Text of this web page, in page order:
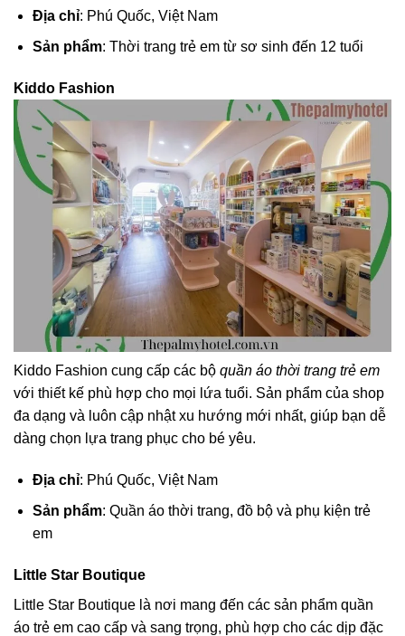
Địa chỉ: Phú Quốc, Việt Nam
Sản phẩm: Thời trang trẻ em từ sơ sinh đến 12 tuổi
Kiddo Fashion
Kiddo Fashion cung cấp các bộ quần áo thời trang trẻ em
với thiết kế phù hợp cho mọi lứa tuổi. Sản phẩm của shop
đa dạng và luôn cập nhật xu hướng mới nhất, giúp bạn dễ
dàng chọn lựa trang phục cho bé yêu.
Địa chỉ: Phú Quốc, Việt Nam
Sản phẩm: Quần áo thời trang, đồ bộ và phụ kiện trẻ
em
Little Star Boutique
Little Star Boutique là nơi mang đến các sản phẩm quần
áo trẻ em cao cấp và sang trọng, phù hợp cho các dịp đặc